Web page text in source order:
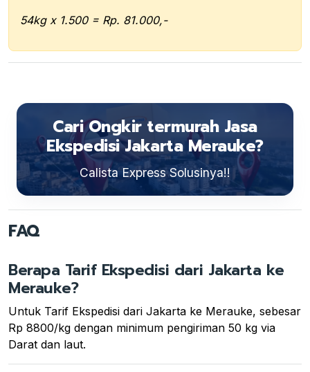
54kg x 1.500 = Rp. 81.000,-
Cari Ongkir termurah Jasa
Ekspedisi Jakarta Merauke?
Calista Express Solusinya!!
FAQ
Berapa Tarif Ekspedisi dari Jakarta ke
Merauke?
Untuk Tarif Ekspedisi dari Jakarta ke Merauke, sebesar
Rp 8800/kg dengan minimum pengiriman 50 kg via
Darat dan laut.